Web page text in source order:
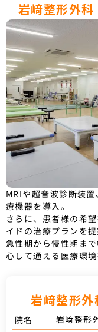
岩﨑整形外
MRIや超音波診断装
療機器を導入。
さらに、患者様の希
イドの治療プランを提
急性期から慢性期ま
心して通える医療環境
岩﨑整形
院名
岩﨑整形